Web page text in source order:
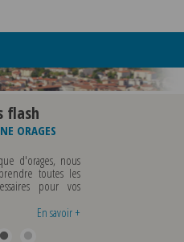
flash
ORAGES
d'orages, nous
toutes les
pour vos
En savoir +